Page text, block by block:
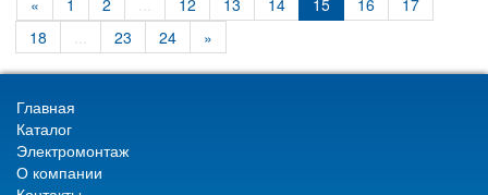
« 1 2 ... 12 13 14 15 16
17
18
... 23 24 »
Главная
Каталог
Электромонтаж
О компании